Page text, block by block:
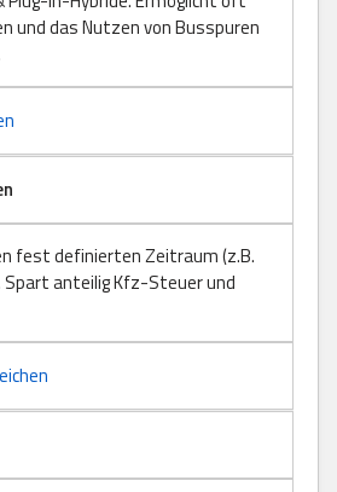
und das Nutzen von Busspuren
fest definierten Zeitraum (z.B.
Spart anteilig Kfz-Steuer und